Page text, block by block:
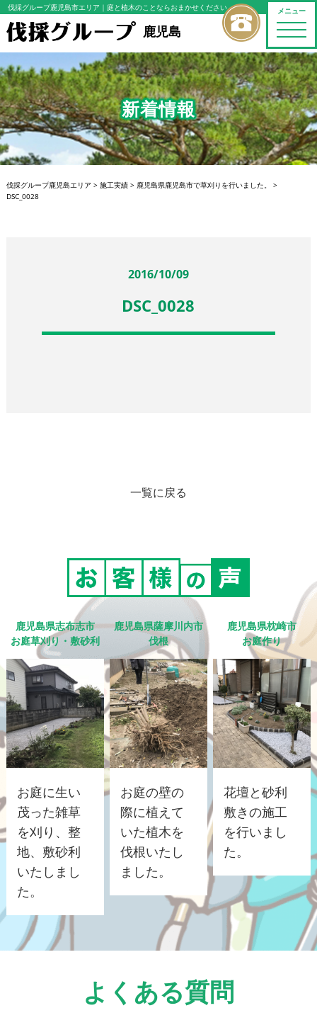
メニュー
toggle
伐採グループ鹿児島市エリア ｜庭と植木のことならおまかせください
鹿児島
新着情報
伐採グループ鹿児島エリア > 施工実績> 鹿児島県鹿児島市で草刈りを行いました。
>
DSC_0028
2016/10/09
DSC_0028
一覧に戻る
鹿児島県志布志市
お庭草刈り・敷砂利
お庭に生い
茂った雑草
を刈り、整
地、敷砂利
いたしまし
た。
鹿児島県薩摩川内市
伐根
お庭の壁の
際に植えて
いた植木を
伐根いたし
ました。
鹿児島県枕崎市
お庭作り
花壇と砂利
敷きの施工
を行いまし
た。
よくある質問